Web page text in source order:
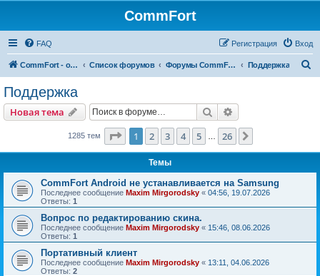
CommFort
FAQ Вход
Регистрация
CommFort - официальный сайт Список форумов Форумы CommFort Поддержка
Поддержка
Новая тема Поиск
1285 тем Страница из 26
1 2 3 4 5 26
Темы
CommFort Android не устанавливается на Samsung
Последнее сообщение Maxim Mirgorodsky « 04:56, 19.07.2026
Ответы: 1
Вопрос по редактированию скина.
Последнее сообщение Maxim Mirgorodsky « 15:46, 08.06.2026
Ответы: 1
Портативный клиент
Последнее сообщение Maxim Mirgorodsky « 13:11, 04.06.2026
Ответы: 2